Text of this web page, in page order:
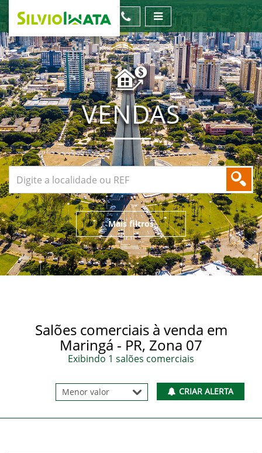
VENDAS
Mais filtros
Salões comerciais à venda em
Maringá - PR, Zona 07
Exibindo 1 salões comerciais
CRIAR ALERTA